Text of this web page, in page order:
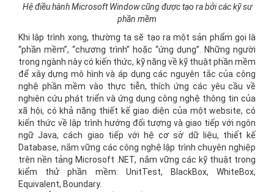
Hệ điều hành Microsoft Window cũng được tạo ra bởi các kỹ sư
phần mềm
Khi lập trình xong, thường ta sẽ tạo ra một sản phẩm gọi là
“phần mềm”, “chương trình” hoặc “ứng dụng”. Những người
trong ngành này có kiến thức, kỹ năng về kỹ thuật phần mềm
để xây dựng mô hình và áp dụng các nguyên tắc của công
nghệ phần mềm vào thực tiễn, thích ứng các yêu cầu về
nghiên cứu phát triển và ứng dụng công nghệ thông tin của
xã hội, có khả năng thiết kế giao diện của một website, có
kiến thức về lập trình hướng đối tượng và giao tiếp với ngôn
ngữ Java, cách giao tiếp với hệ cơ sở dữ liệu, thiết kế
Database, nắm vững các công nghệ lập trình chuyên nghiệp
trên nền tảng Microsoft .NET, nắm vững các kỹ thuật trong
kiểm thử phần mềm: UnitTest, BlackBox, WhiteBox,
Equivalent, Boundary.